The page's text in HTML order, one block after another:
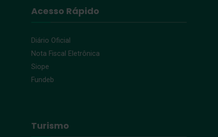
Acesso Rápido
Diário Oficial
Nota Fiscal Eletrônica
Siope
Fundeb
Turismo